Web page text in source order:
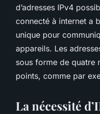
d’adresses IPv4
connecté à internet a
unique pour
appareils. Les
sous forme de quatre
points, comme par
La nécessité